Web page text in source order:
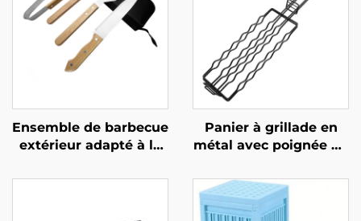
Ensemble de barbecue
extérieur adapté à la
bois en extérieur pour
Panier à grillade en
métal avec poignée en
extérieur, filet
antiadhésif pour la
grillade de hot-dogs et